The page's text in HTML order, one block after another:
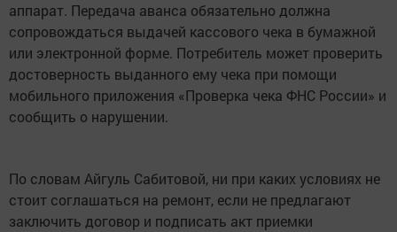
аппарат. Передача аванса обязательно должна
сопровождаться выдачей кассового чека в бумажной
или электронной форме. Потребитель может проверить
достоверность выданного ему чека при помощи
мобильного приложения «Проверка чека ФНС России» и
сообщить о нарушении.
По словам Айгуль Сабитовой, ни при каких условиях не
стоит соглашаться на ремонт, если не предлагают
заключить договор и подписать акт приемки